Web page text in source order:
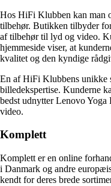
Hos HiFi Klubben kan man
tilbehør. Butikken tilbyder
af tilbehør til lyd og video.
hjemmeside viser, at
kvalitet og den kyndige
En af HiFi Klubbens unikke
billedekspertise. Kunderne
bedst udnytter Lenovo
video.
Komplett
Komplett er en online
i Danmark og andre
kendt for deres brede